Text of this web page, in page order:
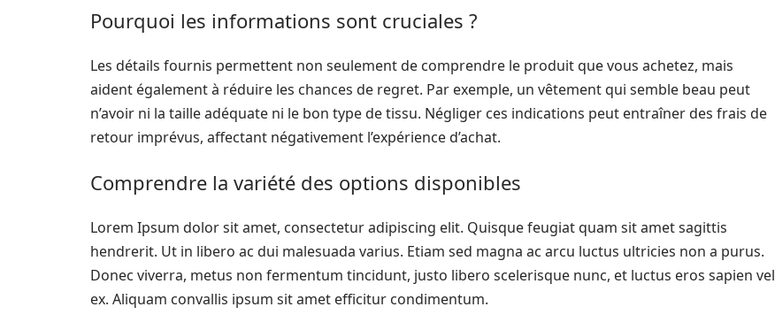
Pourquoi les informations sont cruciales ?
Les détails fournis permettent non seulement de comprendre le produit que vous achetez, mais
aident également à réduire les chances de regret. Par exemple, un vêtement qui semble beau peut
n’avoir ni la taille adéquate ni le bon type de tissu. Négliger ces indications peut entraîner des frais de
retour imprévus, affectant négativement l’expérience d’achat.
Comprendre la variété des options disponibles
Lorem Ipsum dolor sit amet, consectetur adipiscing elit. Quisque feugiat quam sit amet sagittis
hendrerit. Ut in libero ac dui malesuada varius. Etiam sed magna ac arcu luctus ultricies non a purus.
Donec viverra, metus non fermentum tincidunt, justo libero scelerisque nunc, et luctus eros sapien vel
ex. Aliquam convallis ipsum sit amet efficitur condimentum.